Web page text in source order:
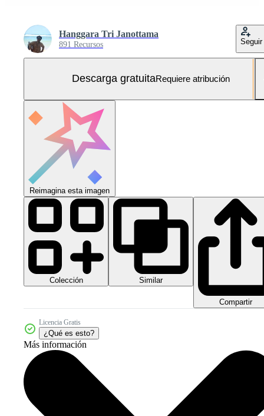
Hanggara Tri Janottama
891 Recursos Seguir
Descarga gratuitaRequiere atribución
Reimagina esta imagen
Colección Similar
Compartir
Licencia Gratis
¿Qué es esto?
Más información